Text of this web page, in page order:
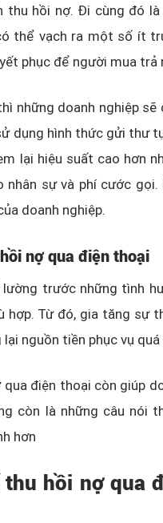
hồi nợ. Đi cùng đó là
thể vạch ra một số ít
phục để người mua trả
những doanh nghiệp
dụng hình thức gửi thư
lại hiệu suất cao hơn
sự và phí cước
doanh nghiệp.
nợ qua điện thoại
trước những tình
hợp. Từ đó, gia tăng sự
nguồn tiền phục vụ
điện thoại còn giúp
còn là những câu nói
hơn
hồi nợ qua